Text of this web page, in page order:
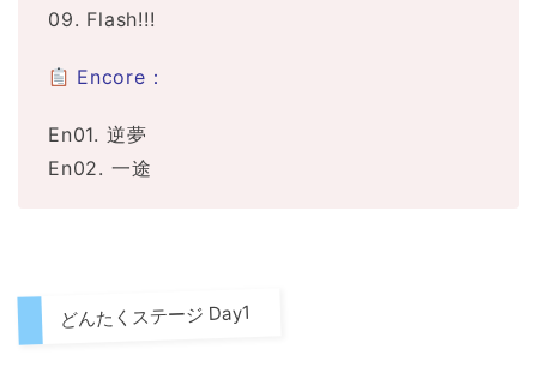
09. Flash!!!
Encore：
En01. 逆夢
En02. 一途
どんたくステージ Day1